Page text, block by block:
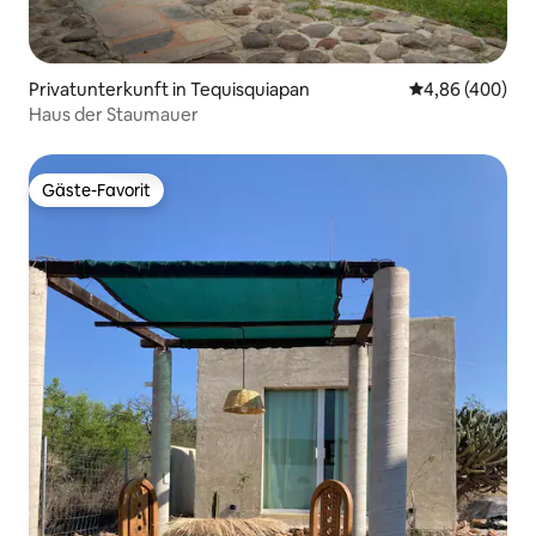
Privatunterkunft in Tequisquiapan
4,86 (400)
Haus der Staumauer
Gäste-Favorit
Gäste-Favorit